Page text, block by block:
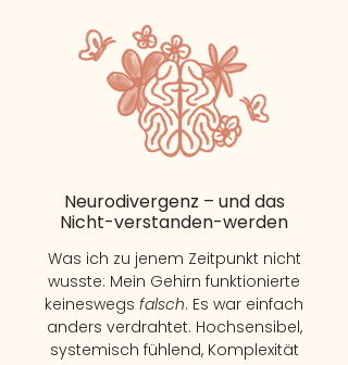
Neurodivergenz – und das
Nicht-verstanden-werden
Was ich zu jenem Zeitpunkt nicht
wusste: Mein Gehirn funktionierte
keineswegs falsch. Es war einfach
anders verdrahtet. Hochsensibel,
systemisch fühlend, Komplexität